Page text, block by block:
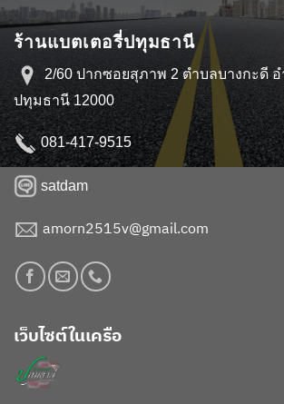
ร้านแบตเตอรี่ปทุมธานี
2/60 ปากซอยสุภาพ 2 ตำบลบางกะดี อ
ปทุมธานี 12000
081-417-9515
satdam
amorn2515v@gmail.com
เว็บไซต์ในเครือ